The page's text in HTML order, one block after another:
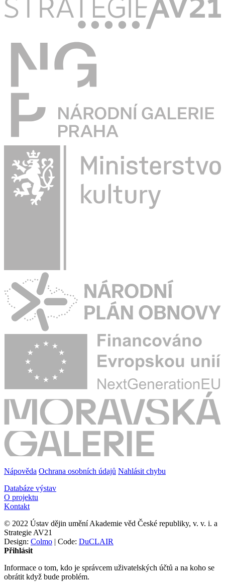
Nápověda Ochrana osobních údajů Nahlásit chybu
Databáze výstav
O projektu
Kontakt
© 2022 Ústav dějin umění Akademie věd České republiky, v. v. i. a
Strategie AV21
Design: Colmo | Code: DuCLAIR
Přihlásit
Informace o tom, kdo je správcem uživatelských účtů a na koho se
obrátit když bude problém.